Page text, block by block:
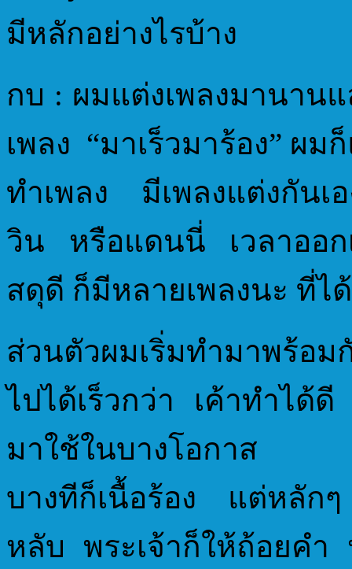
มีหลักอย่างไรบ้าง
กบ : ผมแต่งเพลงมานาน
เพลง “มาเร็วมาร้อง” ผ
ทำเพลง มีเพลงแต่งกันเ
วิน หรือแดนนี่ เวลาออก
สดุดี ก็มีหลายเพลงนะ ที่
ส่วนตัวผมเริ่มทำมาพร้
ไปได้เร็วกว่า เค้าทำได้
มาใช้ในบางโอกาส เพ
บางทีก็เนื้อร้อง แต่หลัก
หลับ พระเจ้าก็ให้ถ้อยค